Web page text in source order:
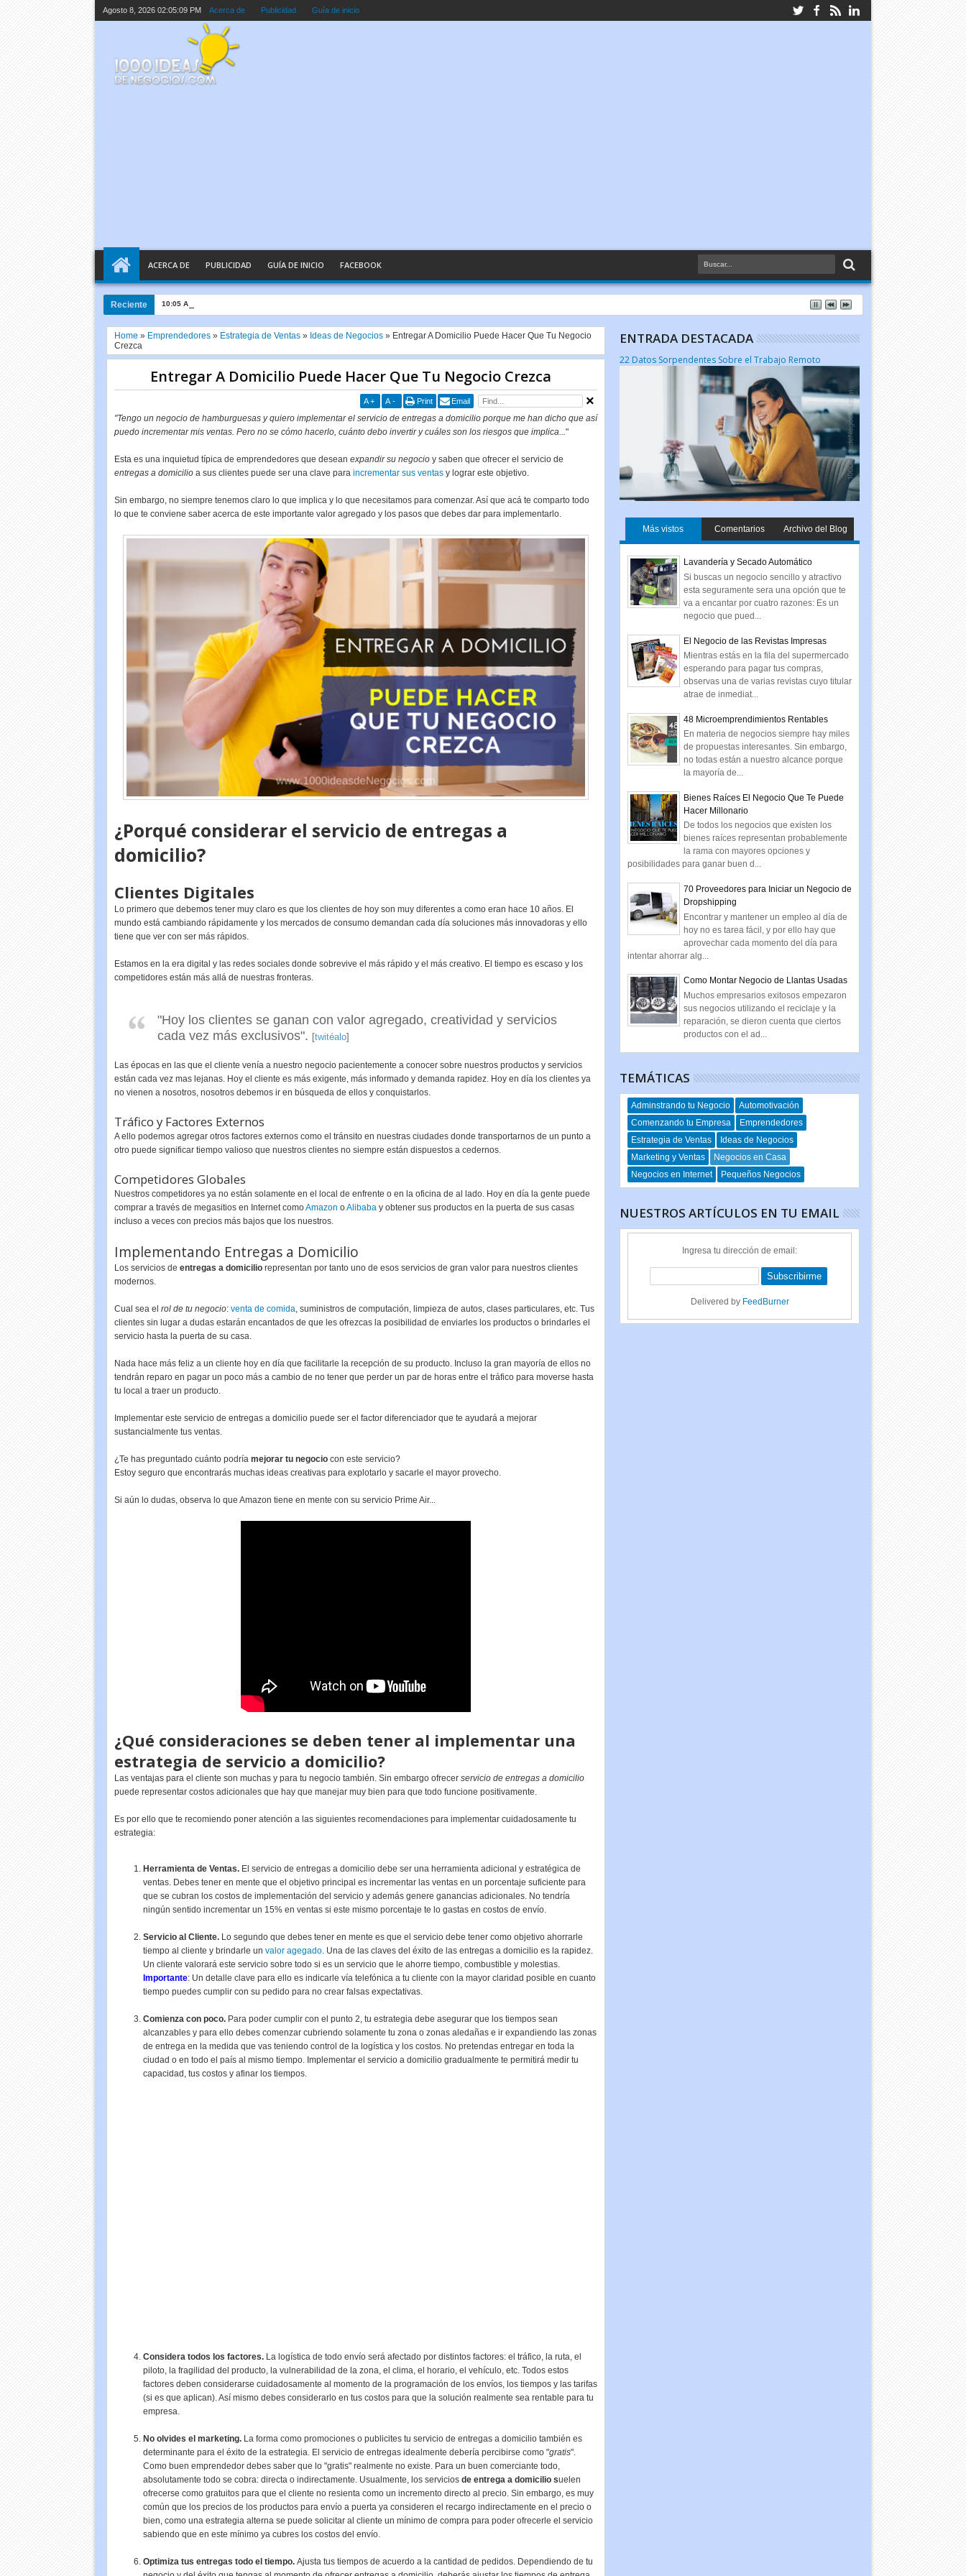
Agosto 8, 2026 02:05:10 PM Acerca de Publicidad Guía de inicio
ACERCA DE PUBLICIDAD GUÍA DE INICIO FACEBOOK
Reciente 10:05 AM
Home » Emprendedores» Estrategia de Ventas» Ideas de Negocios» Entregar A Domicilio Puede Hacer Que Tu Negocio
Crezca
Entregar A Domicilio Puede Hacer Que Tu Negocio Crezca
A + A - Print Email
"Tengo un negocio de hamburguesas y quiero implementar el servicio de entregas a domicilio porque me han dicho que así
puedo incrementar mis ventas. Pero no se cómo hacerlo, cuánto debo invertir y cuáles son los riesgos que implica..."
Esta es una inquietud típica de emprendedores que desean expandir su negocioy saben que ofrecer el servicio de
entregas a domicilioa sus clientes puede ser una clave para incrementar sus ventasy lograr este objetivo.
Sin embargo, no siempre tenemos claro lo que implica y lo que necesitamos para comenzar. Así que acá te comparto todo
lo que te conviene saber acerca de este importante valor agregado y los pasos que debes dar para implementarlo.
¿Porqué considerar el servicio de entregas a
domicilio?
Clientes Digitales
Lo primero que debemos tener muy claro es que los clientes de hoy son muy diferentes a como eran hace 10 años. El
mundo está cambiando rápidamente y los mercados de consumo demandan cada día soluciones más innovadoras y ello
tiene que ver con ser más rápidos.
Estamos en la era digital y las redes sociales donde sobrevive el más rápido y el más creativo. El tiempo es escaso y los
competidores están más allá de nuestras fronteras.
"Hoy los clientes se ganan con valor agregado, creatividad y servicios
cada vez más exclusivos". [twitéalo]
Las épocas en las que el cliente venía a nuestro negocio pacientemente a conocer sobre nuestros productos y servicios
están cada vez mas lejanas. Hoy el cliente es más exigente, más informado y demanda rapidez. Hoy en día los clientes ya
no vienen a nosotros, nosotros debemos ir en búsqueda de ellos y conquistarlos.
Tráfico y Factores Externos
A ello podemos agregar otros factores externos como el tránsito en nuestras ciudades donde transportarnos de un punto a
otro puede significar tiempo valioso que nuestros clientes no siempre están dispuestos a cedernos.
Competidores Globales
Nuestros competidores ya no están solamente en el local de enfrente o en la oficina de al lado. Hoy en día la gente puede
comprar a través de megasitios en Internet comoAmazon oAlibabay obtener sus productos en la puerta de sus casas
incluso a veces con precios más bajos que los nuestros.
Implementando Entregas a Domicilio
Los servicios de entregas a domiciliorepresentan por tanto uno de esos servicios de gran valor para nuestros clientes
modernos.
Cual sea el rol de tu negocio: venta de comida, suministros de computación, limpieza de autos, clases particulares, etc. Tus
clientes sin lugar a dudas estarán encantados de que les ofrezcas la posibilidad de enviarles los productos o brindarles el
servicio hasta la puerta de su casa.
Nada hace más feliz a un cliente hoy en día que facilitarle la recepción de su producto. Incluso la gran mayoría de ellos no
tendrán reparo en pagar un poco más a cambio de no tener que perder un par de horas entre el tráfico para moverse hasta
tu local a traer un producto.
Implementar este servicio de entregas a domicilio puede ser el factor diferenciador que te ayudará a mejorar
sustancialmente tus ventas.
¿Te has preguntado cuánto podría mejorar tu negociocon este servicio?
Estoy seguro que encontrarás muchas ideas creativas para explotarlo y sacarle el mayor provecho.
Si aún lo dudas, observa lo que Amazon tiene en mente con su servicio Prime Air...
¿Qué consideraciones se deben tener al implementar una
estrategia de servicio a domicilio?
Las ventajas para el cliente son muchas y para tu negocio también. Sin embargo ofrecer servicio de entregas a domicilio
puede representar costos adicionales que hay que manejar muy bien para que todo funcione positivamente.
Es por ello que te recomiendo poner atención a las siguientes recomendaciones para implementar cuidadosamente tu
estrategia:
Herramienta de Ventas. El servicio de entregas a domicilio debe ser una herramienta adicional y estratégica de
ventas. Debes tener en mente que el objetivo principal es incrementar las ventas en un porcentaje suficiente para
que se cubran los costos de implementación del servicio y además genere ganancias adicionales. No tendría
ningún sentido incrementar un 15% en ventas si este mismo porcentaje te lo gastas en costos de envío.
Servicio al Cliente. Lo segundo que debes tener en mente es que el servicio debe tener como objetivo ahorrarle
tiempo al cliente y brindarle un valor agegado. Una de las claves del éxito de las entregas a domicilio es la rapidez.
Un cliente valorará este servicio sobre todo si es un servicio que le ahorre tiempo, combustible y molestias.
Importante: Un detalle clave para ello es indicarle vía telefónica a tu cliente con la mayor claridad posible en cuanto
tiempo puedes cumplir con su pedido para no crear falsas expectativas.
Comienza con poco.Para poder cumplir con el punto 2, tu estrategia debe asegurar que los tiempos sean
alcanzables y para ello debes comenzar cubriendo solamente tu zona o zonas aledañas e ir expandiendo las zonas
de entrega en la medida que vas teniendo control de la logística y los costos. No pretendas entregar en toda la
ciudad o en todo el país al mismo tiempo. Implementar el servicio a domicilio gradualmente te permitirá medir tu
capacidad, tus costos y afinar los tiempos.
Considera todos los factores. La logística de todo envío será afectado por distintos factores: el tráfico, la ruta, el
piloto, la fragilidad del producto, la vulnerabilidad de la zona, el clima, el horario, el vehículo, etc. Todos estos
factores deben considerarse cuidadosamente al momento de la programación de los envíos, los tiempos y las tarifas
(si es que aplican). Así mismo debes considerarlo en tus costos para que la solución realmente sea rentable para tu
empresa.
No olvides el marketing. La forma como promociones o publicites tu servicio de entregas a domicilio también es
determinante para el éxito de la estrategia. El servicio de entregas idealmente debería percibirse como "gratis".
Como buen emprendedor debes saber que lo "gratis" realmente no existe. Para un buen comerciante todo,
absolutamente todo se cobra: directa o indirectamente. Usualmente, los servicios de entrega a domicilio suelen
ofrecerse como gratuitos para que el cliente no resienta como un incremento directo al precio. Sin embargo, es muy
común que los precios de los productos para envío a puerta ya consideren el recargo indirectamente en el precio o
bien, como una estrategia alterna se puede solicitar al cliente un mínimo de compra para poder ofrecerle el servicio
sabiendo que en este mínimo ya cubres los costos del envío.
Optimiza tus entregas todo el tiempo. Ajusta tus tiempos de acuerdo a la cantidad de pedidos. Dependiendo de tu
ENTRADA DESTACADA
22 Datos Sorpendentes Sobre el Trabajo Remoto
Más vistos Comentarios Archivo del Blog
Lavandería y Secado Automático
Si buscas un negocio sencillo y atractivo
esta seguramente sera una opción que te
va a encantar por cuatro razones: Es un
negocio que pued...
El Negocio de las Revistas Impresas
Mientras estás en la fila del supermercado
esperando para pagar tus compras,
observas una de varias revistas cuyo titular
atrae de inmediat...
48 Microemprendimientos Rentables
En materia de negocios siempre hay miles
de propuestas interesantes. Sin embargo,
no todas están a nuestro alcance porque
la mayoría de...
Bienes Raíces El Negocio Que Te Puede
Hacer Millonario
De todos los negocios que existen los
bienes raíces representan probablemente
la rama con mayores opciones y
posibilidades para ganar buen d...
70 Proveedores para Iniciar un Negocio de
Dropshipping
Encontrar y mantener un empleo al día de
hoy no es tarea fácil, y por ello hay que
aprovechar cada momento del día para
intentar ahorrar alg...
Como Montar Negocio de Llantas Usadas
Muchos empresarios exitosos empezaron
sus negocios utilizando el reciclaje y la
reparación, se dieron cuenta que ciertos
productos con el ad...
TEMÁTICAS
Adminstrando tu Negocio
Automotivación
Comenzando tu Empresa
Emprendedores
Estrategia de Ventas
Ideas de Negocios
Marketing y Ventas
Negocios en Casa
Negocios en Internet
Pequeños Negocios
NUESTROS ARTÍCULOS EN TU EMAIL
Ingresa tu dirección de email:
Delivered by FeedBurner